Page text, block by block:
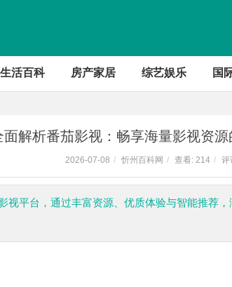
生活百科 房产家居 综艺娱乐 国
面解析番茄影视：畅享海量影视资
2026-07-08 / 忻州百科网 / 查看: 214 / 评
视平台，通过丰富资源、优质体验与智能推荐